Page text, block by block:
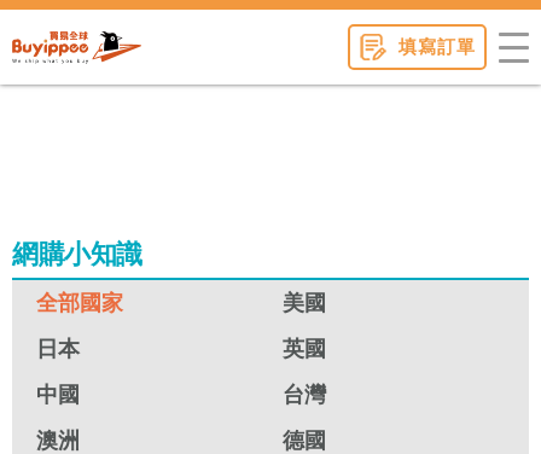
填寫訂單
網購小知識
全部國家
美國
日本
英國
中國
台灣
澳洲
德國